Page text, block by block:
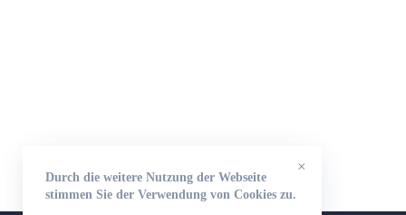
×
Durch die weitere Nutzung der Webseite
stimmen Sie der Verwendung von Cookies zu.